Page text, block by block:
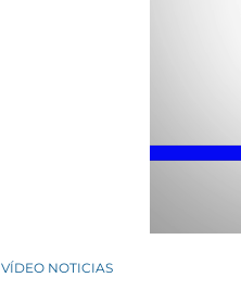
VÍDEO NOTICIAS